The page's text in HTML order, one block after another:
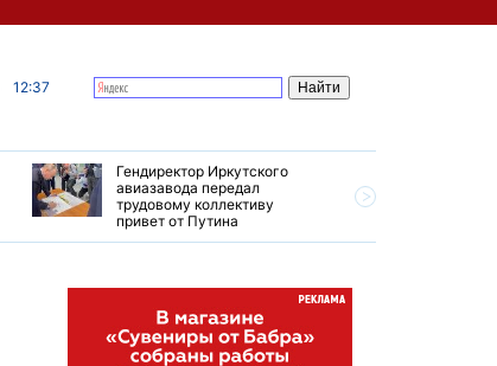
12:37
Гендиректор Иркутского
авиазавода передал
трудовому коллективу
привет от Путина